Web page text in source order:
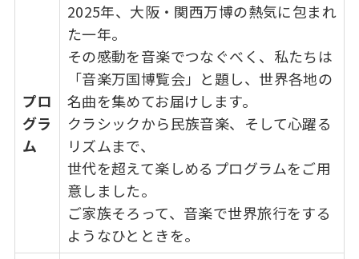
プロ
グラ
ム
2025年、大阪・関西万博の熱気に包まれ
た一年。
その感動を音楽でつなぐべく、私たちは
「音楽万国博覧会」と題し、世界各地の
名曲を集めてお届けします。
クラシックから民族音楽、そして心躍る
リズムまで、
世代を超えて楽しめるプログラムをご用
意しました。
ご家族そろって、音楽で世界旅行をする
ようなひとときを。